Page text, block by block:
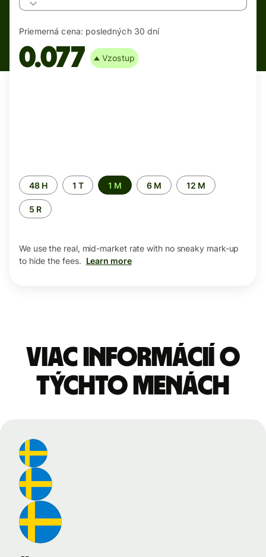
Priemerná cena: posledných 30 dní
0.077 Vzostup
Time
period
48 H 1 T 1 M 6 M 12 M
5 R
We use the real, mid-market rate with no sneaky mark-up
to hide the fees. Learn more
Viac informácií o
týchto menách